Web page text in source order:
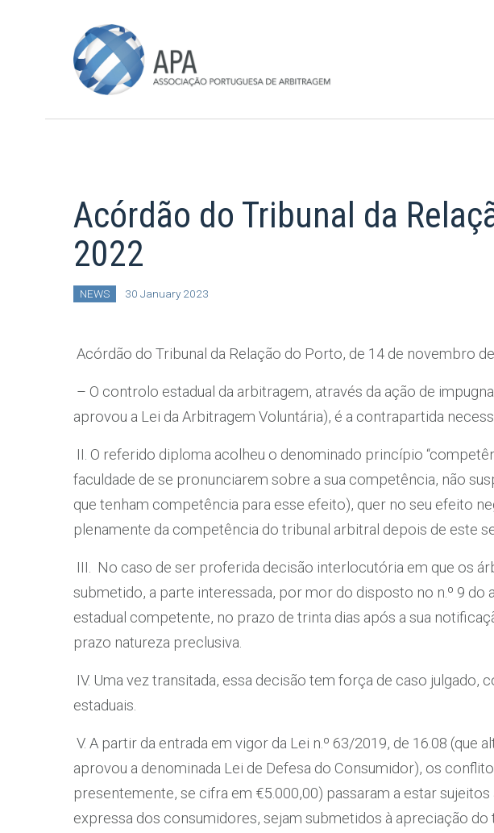
Acórdão do Tribunal da
2022
NEWS 30 January 2023
Acórdão do Tribunal da Relação do Porto, de 14 de novembro
– O controlo estadual da arbitragem, através da ação de
aprovou a Lei da Arbitragem Voluntária), é a contrapartida
II. O referido diploma acolheu o denominado princípio
faculdade de se pronunciarem sobre a sua competência, não
que tenham competência para esse efeito), quer no seu efeito
plenamente da competência do tribunal arbitral depois de este
III. No caso de ser proferida decisão interlocutória em que os
submetido, a parte interessada, por mor do disposto no n.º 9 do
estadual competente, no prazo de trinta dias após a sua
prazo natureza preclusiva.
IV. Uma vez transitada, essa decisão tem força de caso
estaduais.
V. A partir da entrada em vigor da Lei n.º 63/2019, de 16.08 (que
aprovou a denominada Lei de Defesa do Consumidor), os
presentemente, se cifra em €5.000,00) passaram a estar
expressa dos consumidores, sejam submetidos à apreciação